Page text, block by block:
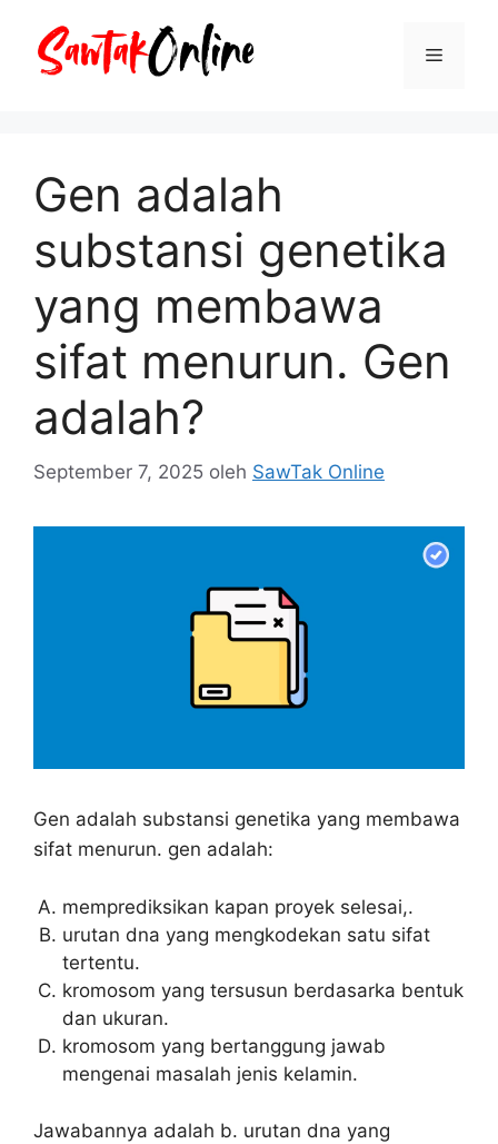
Menu
Gen adalah
substansi genetika
yang membawa
sifat menurun. Gen
adalah?
September 7, 2025 oleh SawTak Online
Gen adalah substansi genetika yang membawa
sifat menurun. gen adalah:
memprediksikan kapan proyek selesai,.
urutan dna yang mengkodekan satu sifat
tertentu.
kromosom yang tersusun berdasarka bentuk
dan ukuran.
kromosom yang bertanggung jawab
mengenai masalah jenis kelamin.
Jawabannya adalah b. urutan dna yang